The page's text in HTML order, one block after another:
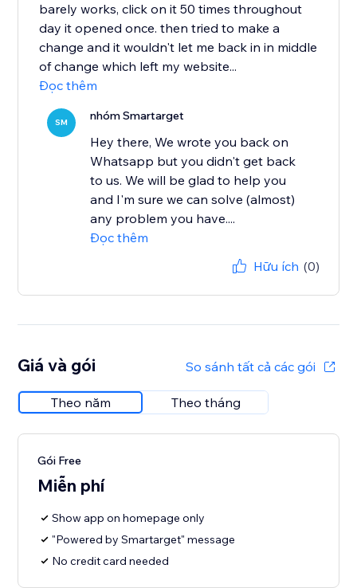
barely works, click on it 50 times throughout
day it opened once. then tried to make a
change and it wouldn't let me back in in middle
of change which left my website...
Đọc thêm
SM nhóm Smartarget
Hey there, We wrote you back on
Whatsapp but you didn't get back
to us. We will be glad to help you
and I'm sure we can solve (almost)
any problem you have....
Đọc thêm
Hữu ích (0)
Giá và gói So sánh tất cả các gói
Theo năm Theo tháng
Gói Free
Miễn phí
Show app on homepage only
"Powered by Smartarget" message
No credit card needed